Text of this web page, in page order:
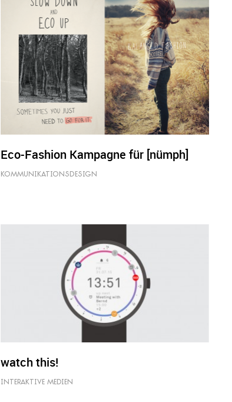
Eco-Fashion Kampagne für [nümph]
KOMMUNIKATIONSDESIGN
watch this!
INTERAKTIVE MEDIEN